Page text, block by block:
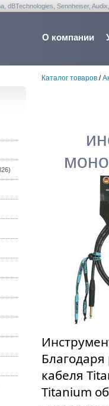
Sennheiser,
О компании
Каталог товаров/
кабеля
Titanium